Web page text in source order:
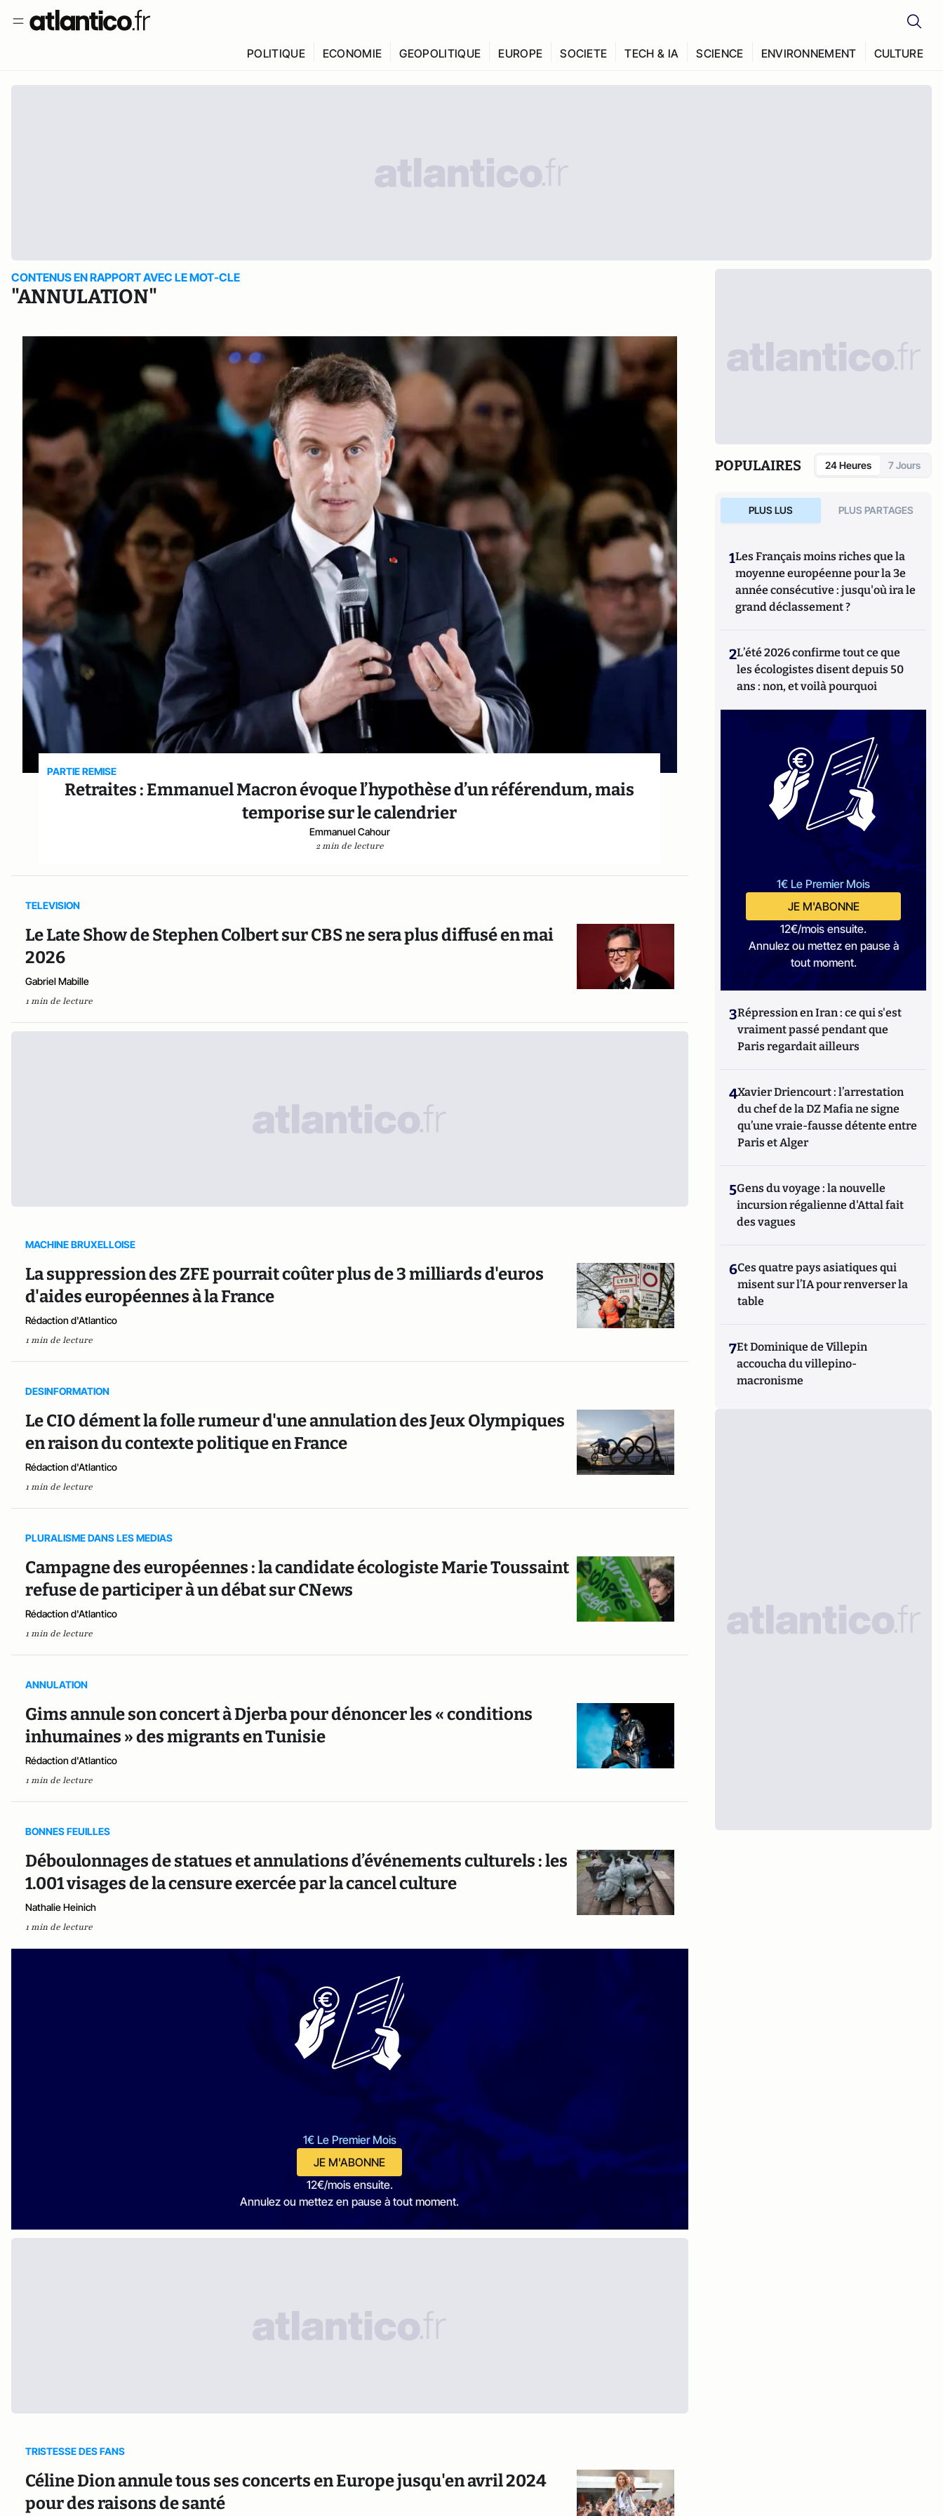
POLITIQUE ECONOMIE GEOPOLITIQUE EUROPE SOCIETE TECH & IA SCIENCE ENVIRONNEMENT CULTURE
CONTENUS EN RAPPORT AVEC LE MOT-CLE
"ANNULATION"
PARTIE REMISE
Retraites : Emmanuel Macron évoque l’hypothèse d’un référendum, mais
temporise sur le calendrier
Emmanuel Cahour
2 min de lecture
TELEVISION
Le Late Show de Stephen Colbert sur CBS ne sera plus diffusé en mai
2026
Gabriel Mabille
1 min de lecture
MACHINE BRUXELLOISE
La suppression des ZFE pourrait coûter plus de 3 milliards d'euros
d'aides européennes à la France
Rédaction d'Atlantico
1 min de lecture
DESINFORMATION
Le CIO dément la folle rumeur d'une annulation des Jeux Olympiques
en raison du contexte politique en France
Rédaction d'Atlantico
1 min de lecture
PLURALISME DANS LES MEDIAS
Campagne des européennes : la candidate écologiste Marie Toussaint
refuse de participer à un débat sur CNews
Rédaction d'Atlantico
1 min de lecture
ANNULATION
Gims annule son concert à Djerba pour dénoncer les « conditions
inhumaines » des migrants en Tunisie
Rédaction d'Atlantico
1 min de lecture
BONNES FEUILLES
Déboulonnages de statues et annulations d’événements culturels : les
1.001 visages de la censure exercée par la cancel culture
Nathalie Heinich
1 min de lecture
1€ Le Premier Mois
JE M'ABONNE
12€/mois ensuite.
Annulez ou mettez en pause à tout moment.
TRISTESSE DES FANS
Céline Dion annule tous ses concerts en Europe jusqu'en avril 2024
pour des raisons de santé
POPULAIRES 24 Heures 7 Jours
PLUS LUS PLUS PARTAGES
1Les Français moins riches que la
moyenne européenne pour la 3e
année consécutive : jusqu'où ira le
grand déclassement ?
2L’été 2026 confirme tout ce que
les écologistes disent depuis 50
ans : non, et voilà pourquoi
1€ Le Premier Mois
JE M'ABONNE
12€/mois ensuite.
Annulez ou mettez en pause à
tout moment.
3Répression en Iran : ce qui s'est
vraiment passé pendant que
Paris regardait ailleurs
4Xavier Driencourt : l’arrestation
du chef de la DZ Mafia ne signe
qu’une vraie-fausse détente entre
Paris et Alger
5Gens du voyage : la nouvelle
incursion régalienne d'Attal fait
des vagues
6Ces quatre pays asiatiques qui
misent sur l’IA pour renverser la
table
7Et Dominique de Villepin
accoucha du villepino-
macronisme